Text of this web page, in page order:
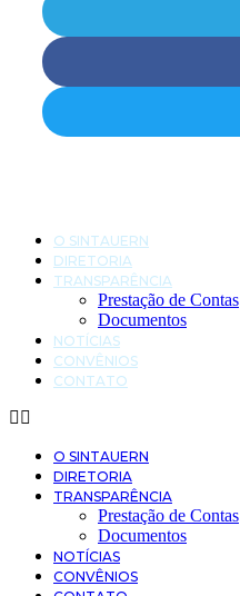
O SINTAUERN
DIRETORIA
TRANSPARÊNCIA
Prestação de Contas
Documentos
NOTÍCIAS
CONVÊNIOS
CONTATO
O SINTAUERN
DIRETORIA
TRANSPARÊNCIA
Prestação de Contas
Documentos
NOTÍCIAS
CONVÊNIOS